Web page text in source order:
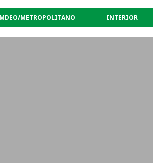
MDEO/METROPOLITANO INTERIOR